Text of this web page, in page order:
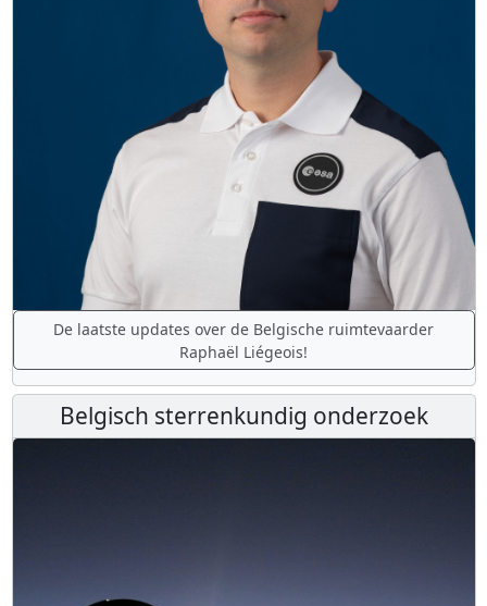
De laatste updates over de Belgische ruimtevaarder
Raphaël Liégeois!
Belgisch sterrenkundig onderzoek